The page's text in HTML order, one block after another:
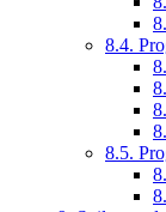
8.4.
8.5.